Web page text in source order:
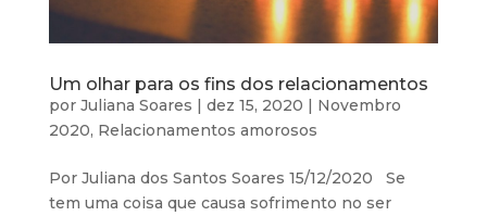
Um olhar para os fins dos relacionamentos
por Juliana Soares | dez 15, 2020 | Novembro
2020, Relacionamentos amorosos
Por Juliana dos Santos Soares 15/12/2020 Se
tem uma coisa que causa sofrimento no ser